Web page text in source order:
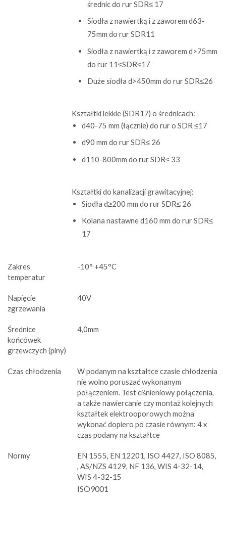
średnic do rur SDR≤ 17
Siodła z nawiertką i z zaworem d63-
75mm do rur SDR11
Siodła z nawiertką i z zaworem d>75mm
do rur 11≤SDR≤17
Duże siodła d>450mm do rur SDR≤26
Kształtki lekkie (SDR17) o średnicach:
d40-75 mm (łącznie) do rur o SDR ≤17
d90 mm do rur SDR≤ 26
d110-800mm do rur SDR≤ 33
Kształtki do kanalizacji grawitacyjnej:
Siodła d≥200 mm do rur SDR≤ 26
Kolana nastawne d160 mm do rur SDR≤
17
Zakres
temperatur
-10° +45°C
Napięcie
zgrzewania
40V
Średnice
końcówek
grzewczych (piny)
4,0mm
Czas chłodzenia
W podanym na kształtce czasie chłodzenia
nie wolno poruszać wykonanym
połączeniem. Test ciśnieniowy połączenia,
a także nawiercanie czy montaż kolejnych
kształtek elektrooporowych można
wykonać dopiero po czasie równym: 4 x
czas podany na kształtce
Normy
EN 1555, EN 12201, ISO 4427, ISO 8085,
, AS/NZS 4129, NF 136, WIS 4-32-14,
WIS 4-32-15
ISO9001